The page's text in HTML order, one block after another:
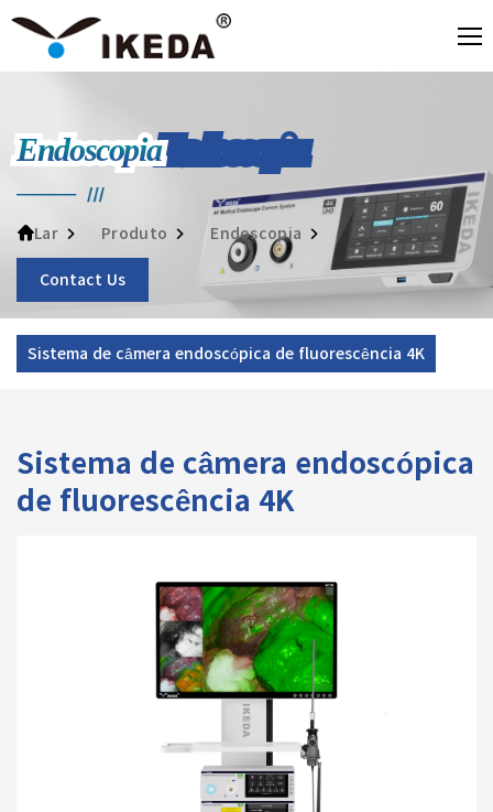
Endoscopia
Lar Produto Endoscopia
Contact Us
Sistema de câmera endoscópica de fluorescência 4K
Sistema de câmera endoscópica
de fluorescência 4K